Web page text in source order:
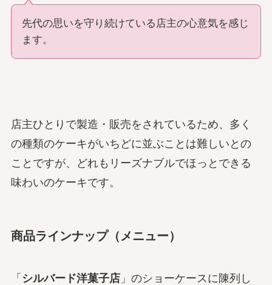
先代の思いを守り続けている店主の心意気を感じ
ます。
店主ひとりで製造・販売をされているため、多く
の種類のケーキがいちどに並ぶことは難しいとの
ことですが、どれもリーズナブルでほっとできる
味わいのケーキです。
商品ラインナップ（メニュー）
「 シルバード洋菓子店」のショーケースに陳列し